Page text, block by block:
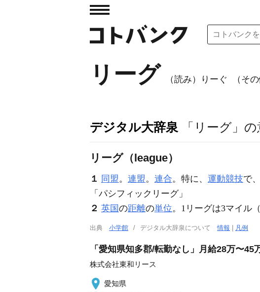
リーグ （読み）りーぐ （そ
デジタル大辞泉 「リーグ」
リーグ（league）
１ 同盟。 連盟。 連合。特に、 運動競技で
「パシフィック リーグ」
２ 英国の距離の単位。1リーグは3マイル
出典 小学館 デジタル大辞泉について情報 凡例
「愛知県知多郡/転勤なし」月給28万〜
株式会社東和リース
愛知県